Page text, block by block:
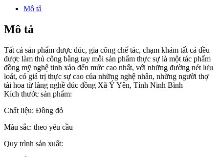
Mô tả
Mô tả
Tất cả sản phẩm được đúc, gia công chế tác, chạm khảm tất cả đều
được làm thủ công bằng tay mỗi sản phẩm thực sự là một tác phẩm
đồng mỹ nghệ tinh xảo đến mức cao nhất, với những đường nét lưu
loát, có giá trị thực sự cao của những nghệ nhân, những người thợ
tài hoa từ làng nghề đúc đồng Xã Ý Yên, Tỉnh Ninh Bình
Kích thước sản phẩm:
Chất liệu: Đồng đỏ
Màu sắc: theo yêu cầu
Quy trình sản xuất: